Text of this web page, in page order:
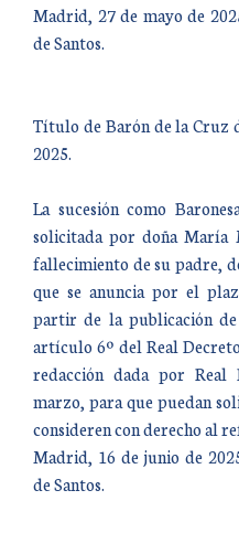
Madrid, 27 de mayo de
de Santos.
Título de Barón de la Cruz
2025.
La sucesión como
solicitada por doña María
fallecimiento de su padre,
que se anuncia por el
partir de la publicación
artículo 6º del Real
redacción dada por
marzo, para que puedan
consideren con derecho al
Madrid, 16 de junio de
de Santos.